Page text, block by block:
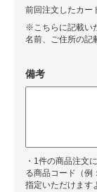
前回注文したカー
※こちらに記載い
名前、ご住所の記
備考
・1件の商品注文
る商品コード（例
指定いただけます